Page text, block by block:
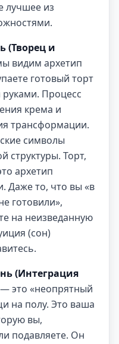
лучшее из
(Творец и
видим архетип
готовый торт
Процесс
крема и
трансформации.
символы
структуры. Торт,
архетип
Даже то, что вы «в
готовили»,
на неизведанную
(сон)
(Интеграция
это «неопрятный
на полу. Это ваша
вы,
подавляете. Он